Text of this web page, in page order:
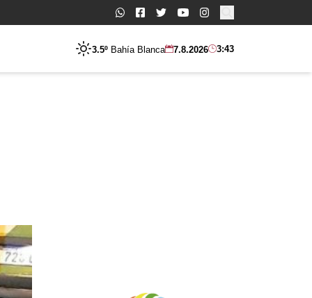
Buscar:
3.5º Bahía Blanca 7.8.2026 3:43